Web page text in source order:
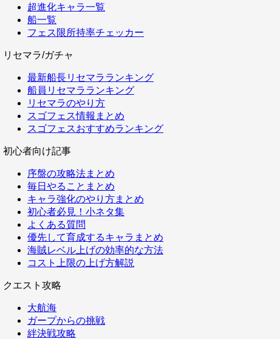
超進化キャラ一覧
船一覧
フェス限所持率チェッカー
リセマラ/ガチャ
最新船長リセマラランキング
船員リセマラランキング
リセマラのやり方
スゴフェス情報まとめ
スゴフェスおすすめランキング
初心者向け記事
序盤の攻略法まとめ
毎日やることまとめ
キャラ強化のやり方まとめ
初心者必見！小ネタ集
よくある質問
優先して育成するキャラまとめ
海賊レベル上げの効率的な方法
コスト上限の上げ方解説
クエスト攻略
大航海
ガープからの挑戦
絆決戦攻略